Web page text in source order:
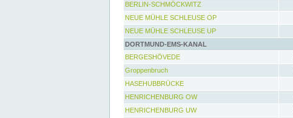
BERLIN-SCHMÖCKWITZ
NEUE MÜHLE SCHLEUSE OP
NEUE MÜHLE SCHLEUSE UP
DORTMUND-EMS-KANAL
BERGESHÖVEDE
Groppenbruch
HASEHUBBRÜCKE
HENRICHENBURG OW
HENRICHENBURG UW